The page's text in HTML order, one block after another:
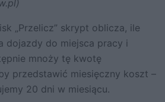
„Przelicz” skrypt oblicza, ile
dojazdy do miejsca pracy i
mnoży tę kwotę
przedstawić miesięczny koszt –
20 dni w miesiącu.